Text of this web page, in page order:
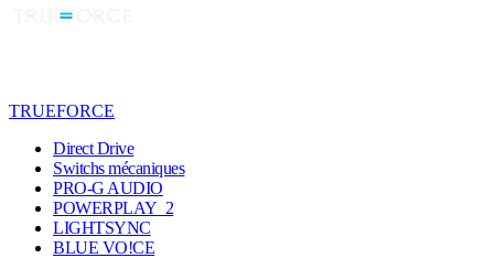
TRUEFORCE
Direct Drive
Switchs mécaniques
PRO-G AUDIO
POWERPLAY 2
LIGHTSYNC
BLUE VO!CE